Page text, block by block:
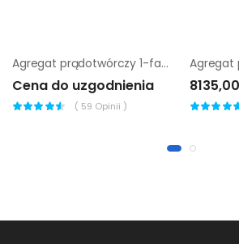
Agregat prądotwórczy 1-fazowy Chicago Pneumatic cppg 3P Std
Cena do uzgodnienia
( 59 Opinii )